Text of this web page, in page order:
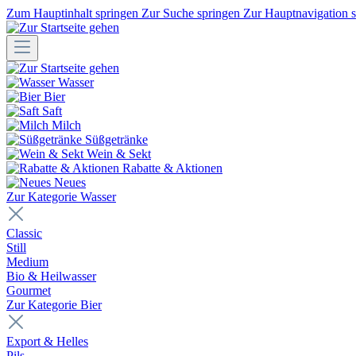
Zum Hauptinhalt springen Zur Suche springen Zur Hauptnavigation
Wasser
Bier
Saft
Milch
Süßgetränke
Wein & Sekt
Rabatte & Aktionen
Neues
Zur Kategorie Wasser
Classic
Still
Medium
Bio & Heilwasser
Gourmet
Zur Kategorie Bier
Export & Helles